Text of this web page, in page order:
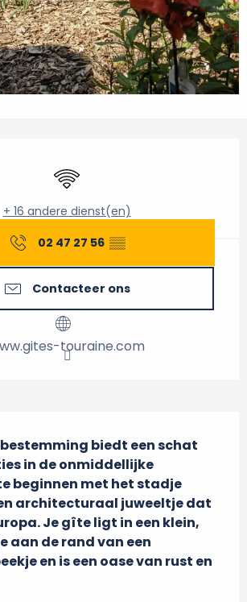
Wifi
+ 16 andere dienst(en)
02 47 27 56 ▒▒
Contacteer ons
touraine.com
biedt een schat
in de onmiddellijke
beginnen met het stadje
architecturaal juweeltje dat
Je gîte ligt in een klein,
aan de rand van een
en is een oase van rust en